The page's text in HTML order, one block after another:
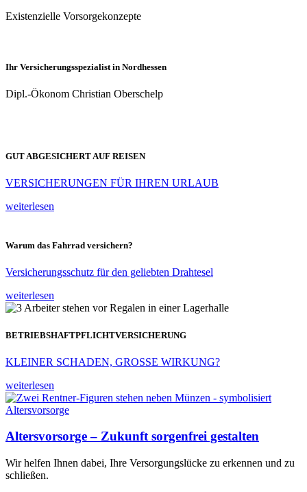
Existenzielle Vorsorgekonzepte
Ihr Versicherungsspezialist in Nordhessen
Dipl.-Ökonom Christian Oberschelp
GUT ABGESICHERT AUF REISEN
VERSICHERUNGEN FÜR IHREN URLAUB
weiterlesen
Warum das Fahrrad versichern?
Versicherungsschutz für den geliebten Drahtesel
weiterlesen
BETRIEBSHAFTPFLICHTVERSICHERUNG
KLEINER SCHADEN, GROSSE WIRKUNG?
weiterlesen
Altersvorsorge – Zukunft sorgenfrei gestalten
Wir helfen Ihnen dabei, Ihre Versorgungslücke zu erkennen und zu
schließen.